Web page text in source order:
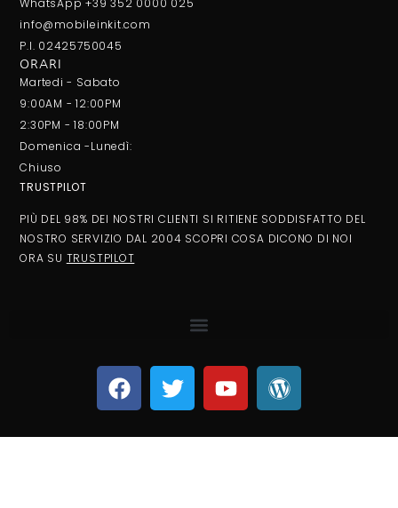
WhatsApp +39 352 0000 025
info@mobileinkit.com
P.I. 02425750045
ORARI
Martedi - Sabato
9:00AM - 12:00PM
2:30PM - 18:00PM
Domenica -Lunedì:
Chiuso
TRUSTPILOT
PIÙ DEL 98% DEI NOSTRI CLIENTI SI RITIENE SODDISFATTO DEL
NOSTRO SERVIZIO DAL 2004 SCOPRI COSA DICONO DI NOI
ORA SU TRUSTPILOT